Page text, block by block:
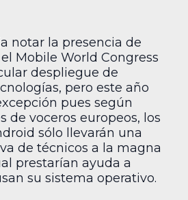
notar la presencia de
Mobile World Congress
despliegue de
pero este año
pues según
de voceros europeos, los
sólo llevarán una
de técnicos a la magna
prestarían ayuda a
su sistema operativo.